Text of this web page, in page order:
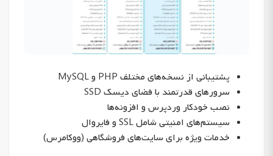
پشتیبانی از نسخه‌های مختلف PHP و MySQL
سرورهای قدرتمند با فضای دیسک SSD
نصب خودکار وردپرس و افزونه‌ها
سیستم‌های امنیتی شامل SSL و فایروال
خدمات ویژه برای سایت‌های فروشگاهی (ووکامرس)